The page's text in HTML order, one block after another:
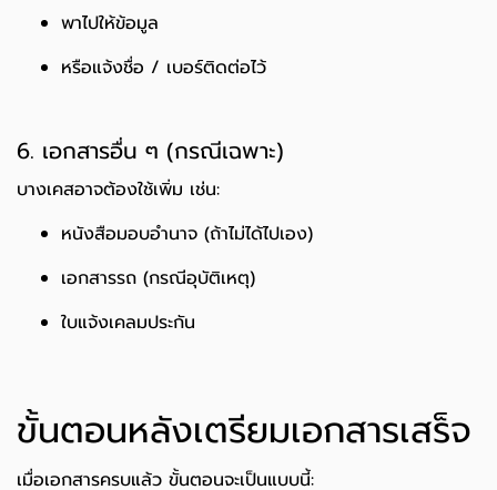
พาไปให้ข้อมูล
หรือแจ้งชื่อ / เบอร์ติดต่อไว้
6. เอกสารอื่น ๆ (กรณีเฉพาะ)
บางเคสอาจต้องใช้เพิ่ม เช่น:
หนังสือมอบอำนาจ (ถ้าไม่ได้ไปเอง)
เอกสารรถ (กรณีอุบัติเหตุ)
ใบแจ้งเคลมประกัน
ขั้นตอนหลังเตรียมเอกสารเสร็จ
เมื่อเอกสารครบแล้ว ขั้นตอนจะเป็นแบบนี้: